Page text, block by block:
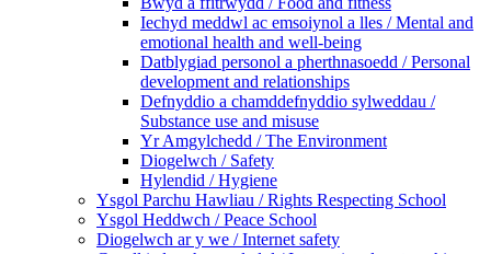
Iechyd meddwl ac emsoiynol a lles / Mental and
emotional health and well-being
Datblygiad personol a pherthnasoedd / Personal
development and relationships
Defnyddio a chamddefnyddio sylweddau /
Substance use and misuse
Yr Amgylchedd / The Environment
Diogelwch / Safety
Hylendid / Hygiene
Ysgol Parchu Hawliau / Rights Respecting School
Ysgol Heddwch / Peace School
Diogelwch ar y we / Internet safety